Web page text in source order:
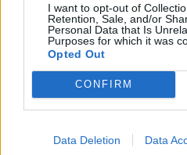
I want to opt-out of
Retention, Sale, and/or
Personal Data that Is
Purposes for which it was
Opted Out
CONFIRM
Data Deletion Data
• 1 ΠΕ Μηχανολόγων
• 1 ΠΕ Πολιτικών
Υπουργείο Πολιτισμού
• 1 ΠΕ Αρχαιοβοτανολόγων
• 3 ΠΕ Αρχιτεκτόνων